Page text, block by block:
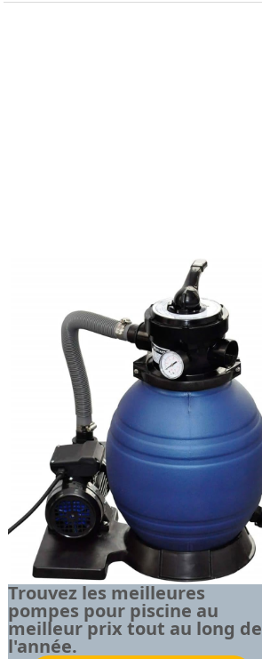
Trouvez les meilleures
pompes pour piscine au
meilleur prix tout au long de
l'année.